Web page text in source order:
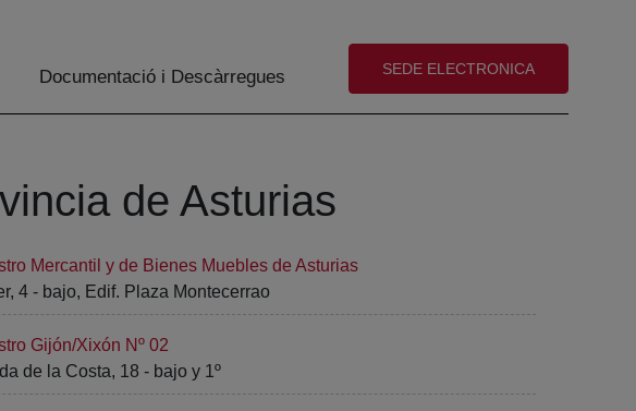
Documentació i Descàrregues (abre en nueva ventana)
SEDE ELECTRONICA
de Asturias
Mercantil y de Bienes Muebles de Asturias
4 - bajo, Edif. Plaza Montecerrao
Gijón/Xixón Nº 02
de la Costa, 18 - bajo y 1º